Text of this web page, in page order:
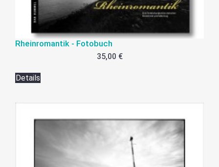
Rheinromantik - Fotobuch
35,00 €
Details